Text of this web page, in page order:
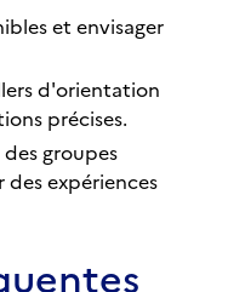
et envisager
d'orientation
précises.
groupes
expériences